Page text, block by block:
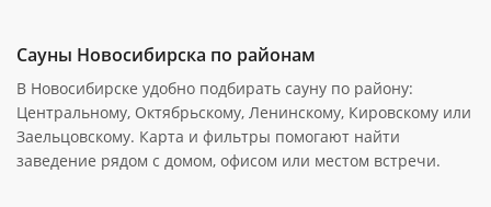
Сауны Новосибирска по районам
В Новосибирске удобно подбирать сауну по району:
Центральному, Октябрьскому, Ленинскому, Кировскому или
Заельцовскому. Карта и фильтры помогают найти
заведение рядом с домом, офисом или местом встречи.